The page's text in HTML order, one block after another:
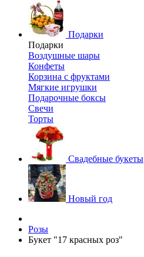
Подарки
Подарки
Воздушные шары
Конфеты
Корзина с фруктами
Мягкие игрушки
Подарочные боксы
Свечи
Торты
Свадебные букеты
Новый год
Розы
Букет "17 красных роз"